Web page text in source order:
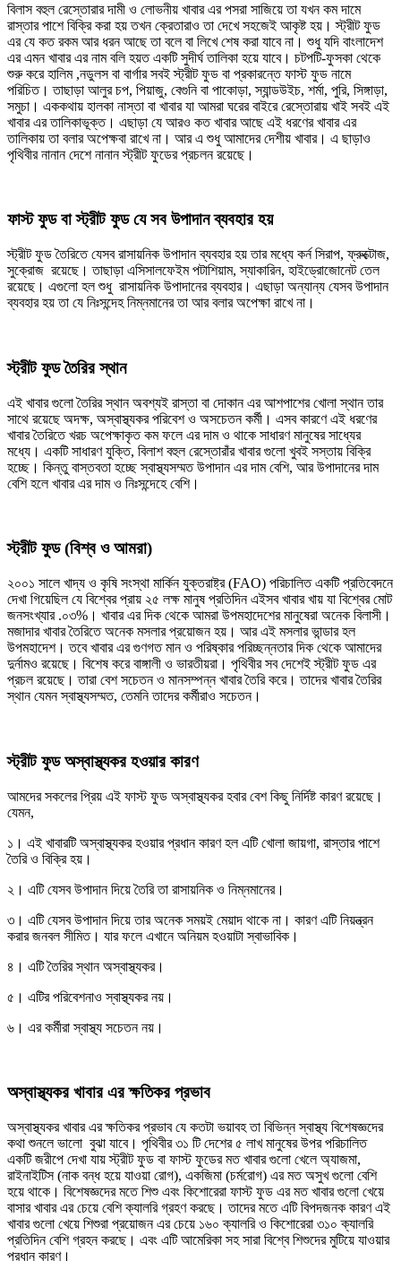
বিলাস বহুল রেস্তোরার দামী ও লোভনীয় খাবার এর পসরা সাজিয়ে তা যখন কম দামে
রাস্তার পাশে বিক্রি করা হয় তখন ক্রেতারাও তা দেখে সহজেই আকৃষ্ট হয়। স্ট্রীট ফুড
এর যে কত রকম আর ধরন আছে তা বলে বা লিখে শেষ করা যাবে না। শুধু যদি বাংলাদেশ
এর এমন খাবার এর নাম বলি হয়ত একটি সুদীর্ঘ তালিকা হয়ে যাবে। চটপটি-ফুসকা থেকে
শুরু করে হালিম ,নডুলস বা বার্গার সবই স্ট্রীট ফুড বা প্রকারন্তে ফাস্ট ফুড নামে
পরিচিত। তাছাড়া আলুর চপ, পিয়াজু, বেগুনি বা পাকোড়া, স্যান্ডউইচ, শর্মা, পুরি, সিঙ্গাড়া,
সমুচা। এককথায় হালকা নাস্তা বা খাবার যা আমরা ঘরের বাইরে রেস্তোরায় খাই সবই এই
খাবার এর তালিকাভূক্ত। এছাড়া যে আরও কত খাবার আছে এই ধরণের খাবার এর
তালিকায় তা বলার অপেক্ষবা রাখে না। আর এ শুধু আমাদের দেশীয় খাবার। এ ছাড়াও
পৃথিবীর নানান দেশে নানান স্ট্রীট ফুডের প্রচলন রয়েছে।
ফাস্ট ফুড বা স্ট্রীট ফুড যে সব উপাদান ব্যবহার হয়
স্ট্রীট ফুড তৈরিতে যেসব রাসায়নিক উপাদান ব্যবহার হয় তার মধ্যে কর্ন সিরাপ, ফ্রুক্টোজ,
সুক্রোজ রয়েছে। তাছাড়া এসিসালফেইম পটাশিয়াম, স্যাকারিন, হাইড্রোজোনেট তেল
রয়েছে। এগুলো হল শুধু রাসায়নিক উপাদানের ব্যবহার। এছাড়া অন্যান্য যেসব উপাদান
ব্যবহার হয় তা যে নিঃসন্দেহ নিম্নমানের তা আর বলার অপেক্ষা রাখে না।
স্ট্রীট ফুড তৈরির স্থান
এই খাবার গুলো তৈরির স্থান অবশ্যই রাস্তা বা দোকান এর আশপাশের খোলা স্থান তার
সাথে রয়েছে অদক্ষ, অস্বাস্থ্যকর পরিবেশ ও অসচেতন কর্মী। এসব কারণে এই ধরণের
খাবার তৈরিতে খরচ অপেক্ষাকৃত কম ফলে এর দাম ও থাকে সাধারণ মানুষের সাধ্যের
মধ্যে। একটি সাধারণ যুক্তি, বিলাশ বহুল রেস্তোরাঁর খাবার গুলো খুবই সস্তায় বিক্রি
হচ্ছে। কিন্তু বাস্তবতা হচ্ছে স্বাস্থ্যসম্মত উপাদান এর দাম বেশি, আর উপাদানের দাম
বেশি হলে খাবার এর দাম ও নিঃসন্দেহে বেশি।
স্ট্রীট ফুড (বিশ্ব ও আমরা)
২০০১ সালে খাদ্য ও কৃষি সংস্থা মার্কিন যুক্তরাষ্ট্র (FAO) পরিচালিত একটি প্রতিবেদনে
দেখা গিয়েছিল যে বিশ্বের প্রায় ২৫ লক্ষ মানুষ প্রতিদিন এইসব খাবার খায় যা বিশ্বের মোট
জনসংখ্যার .০৩%। খাবার এর দিক থেকে আমরা উপমহাদেশের মানুষেরা অনেক বিলাসী।
মজাদার খাবার তৈরিতে অনেক মসলার প্রয়োজন হয়। আর এই মসলার ভান্ডার হল
উপমহাদেশ। তবে খাবার এর গুণগত মান ও পরিষ্কার পরিচ্ছন্নতার দিক থেকে আমাদের
দুর্নামও রয়েছে। বিশেষ করে বাঙ্গালী ও ভারতীয়রা। পৃথিবীর সব দেশেই স্ট্রীট ফুড এর
প্রচল রয়েছে। তারা বেশ সচেতন ও মানসম্পন্ন খাবার তৈরি করে। তাদের খাবার তৈরির
স্থান যেমন স্বাস্থ্যসম্মত, তেমনি তাদের কর্মীরাও সচেতন।
স্ট্রীট ফুড অস্বাস্থ্যকর হওয়ার কারণ
আমদের সকলের প্রিয় এই ফাস্ট ফুড অস্বাস্থ্যকর হবার বেশ কিছু নির্দিষ্ট কারণ রয়েছে।
যেমন,
১। এই খাবারটি অস্বাস্থ্যকর হওয়ার প্রধান কারণ হল এটি খোলা জায়গা, রাস্তার পাশে
তৈরি ও বিক্রি হয়।
২। এটি যেসব উপাদান দিয়ে তৈরি তা রাসায়নিক ও নিম্নমানের।
৩। এটি যেসব উপাদান দিয়ে তার অনেক সময়ই মেয়াদ থাকে না। কারণ এটি নিয়ন্ত্রন
করার জনবল সীমিত। যার ফলে এখানে অনিয়ম হওয়াটা স্বাভাবিক।
৪। এটি তৈরির স্থান অস্বাস্থ্যকর।
৫। এটির পরিবেশনাও স্বাস্থ্যকর নয়।
৬। এর কর্মীরা স্বাস্থ্য সচেতন নয়।
অস্বাস্থ্যকর খাবার এর ক্ষতিকর প্রভাব
অস্বাস্থ্যকর খাবার এর ক্ষতিকর প্রভাব যে কতটা ভয়াবহ তা বিভিন্ন স্বাস্থ্য বিশেষজ্ঞদের
কথা শুনলে ভালো বুঝা যাবে। পৃথিবীর ৩১ টি দেশের ৫ লাখ মানুষের উপর পরিচালিত
একটি জরীপে দেখা যায় স্ট্রীট ফুড বা ফাস্ট ফুডের মত খাবার গুলো খেলে অ্যাজমা,
রাইনাইটিস (নাক বন্ধ হয়ে যাওয়া রোগ), একজিমা (চর্মরোগ) এর মত অসুখ গুলো বেশি
হয়ে থাকে। বিশেষজ্ঞদের মতে শিশু এবং কিশোরেরা ফাস্ট ফুড এর মত খাবার গুলো খেয়ে
বাসার খাবার এর চেয়ে বেশি ক্যালরি গ্রহণ করছে। তাদের মতে এটি বিপদজনক কারণ এই
খাবার গুলো খেয়ে শিশুরা প্রয়োজন এর চেয়ে ১৬০ ক্যালরি ও কিশোরেরা ৩১০ ক্যালরি
প্রতিদিন বেশি গ্রহন করছে। এবং এটি আমেরিকা সহ সারা বিশ্বে শিশুদের মুটিয়ে যাওয়ার
প্রধান কারণ।